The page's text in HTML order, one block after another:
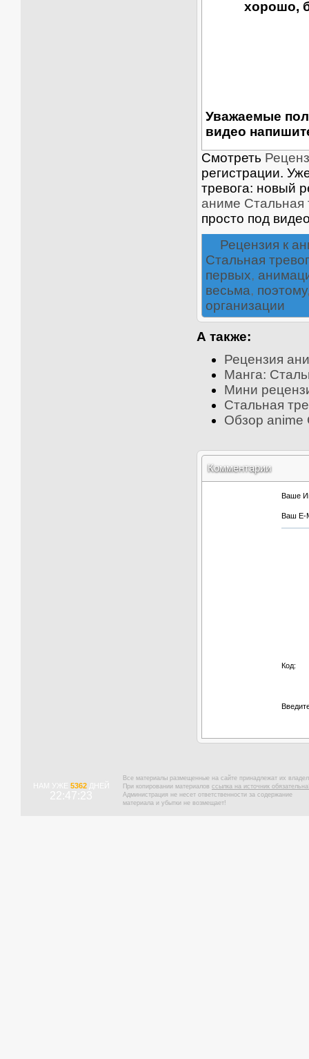
хорошо,
Уважаемые
видео
Смотреть
регистрации.
тревога: новый
аниме Стальная
просто под
Рецензия к
Стальная
первых,
весьма, поэтому
организации
А также:
Рецензия
Манга:
Мини
Стальная
Обзор anime
Комментарии
Ваше
Ваш E-
Код:
НАМ УЖЕ 5362ДНЕЙ
22:47:24
Все материалы размещенные на сайте принадлежат их
При копировании материалов ссылка на источник
Администрация не несет ответственности за содержание
материала и убытки не возмещает!